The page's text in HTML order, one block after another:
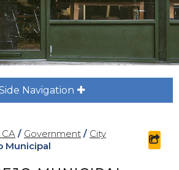
Navigation plus
/ Government / City
Municipal